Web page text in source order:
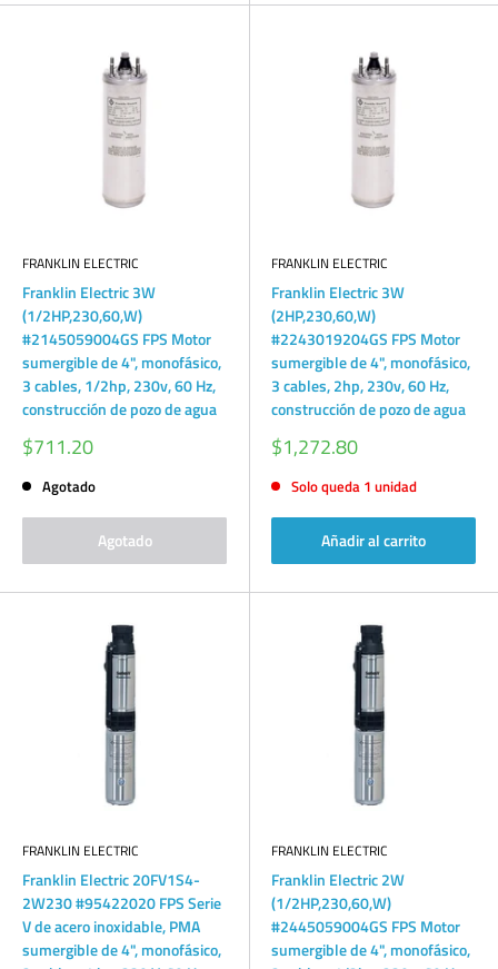
FRANKLIN ELECTRIC
Franklin Electric 3W
(1/2HP,230,60,W)
#2145059004GS FPS Motor
sumergible de 4", monofásico,
3 cables, 1/2hp, 230v, 60 Hz,
construcción de pozo de agua
Precio
de
venta
$711.20
Agotado
Agotado
FRANKLIN ELECTRIC
Franklin Electric 3W
(2HP,230,60,W)
#2243019204GS FPS Motor
sumergible de 4", monofásico,
3 cables, 2hp, 230v, 60 Hz,
construcción de pozo de agua
Precio
de
venta
$1,272.80
Solo queda 1 unidad
Añadir al carrito
FRANKLIN ELECTRIC
Franklin Electric 20FV1S4-
2W230 #95422020 FPS Serie
V de acero inoxidable, PMA
sumergible de 4", monofásico,
FRANKLIN ELECTRIC
Franklin Electric 2W
(1/2HP,230,60,W)
#2445059004GS FPS Motor
sumergible de 4", monofásico,